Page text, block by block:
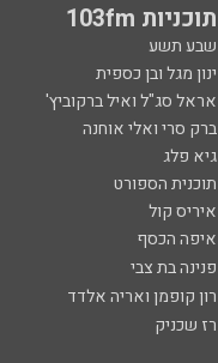
תוכניות 103fm
שבע תשע
ינון מגל ובן כספית
אראל סג"ל ואיל ברקוביץ'
ברק סרי ואלי אוחנה
גיא פלג
תוכנית הספורט
איריס קול
איפה הכסף
פנינה בת צבי
רון קופמן ואריה אלדד
רז שכניק